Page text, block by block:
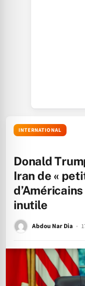
INTERNATIONAL
Donald
Iran de «
inutile
Abdou Nar Dia